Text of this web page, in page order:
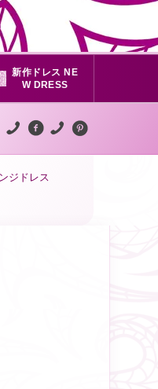
新作ドレス NE
W DRESS
ジドレス